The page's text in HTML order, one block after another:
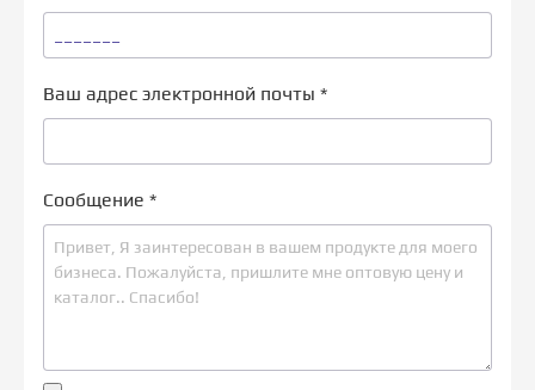
Ваш адрес электронной почты *
Сообщение *